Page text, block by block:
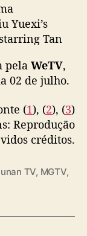
n
h
a
a
t
e
e
s
r
Yuexi’s
Tan
MGTV &
你比星光美丽
pela WeTV,
02 de julho.
(1), (2), (3)
Reprodução
créditos.
TV, MGTV,